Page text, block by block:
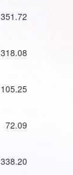
351.72
318.08
105.25
72.09
338.20